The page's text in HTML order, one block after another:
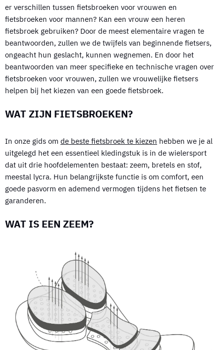
er verschillen tussen fietsbroeken voor vrouwen en
fietsbroeken voor mannen? Kan een vrouw een heren
fietsbroek gebruiken? Door de meest elementaire vragen te
beantwoorden, zullen we de twijfels van beginnende fietsers,
ongeacht hun geslacht, kunnen wegnemen. En door het
beantwoorden van meer specifieke en technische vragen over
fietsbroeken voor vrouwen, zullen we vrouwelijke fietsers
helpen bij het kiezen van een goede fietsbroek.
WAT ZIJN FIETSBROEKEN?
In onze gids om de beste fietsbroek te kiezen hebben we je al
uitgelegd het een essentieel kledingstuk is in de wielersport
dat uit drie hoofdelementen bestaat: zeem, bretels en stof,
meestal lycra. Hun belangrijkste functie is om comfort, een
goede pasvorm en ademend vermogen tijdens het fietsen te
garanderen.
WAT IS EEN ZEEM?